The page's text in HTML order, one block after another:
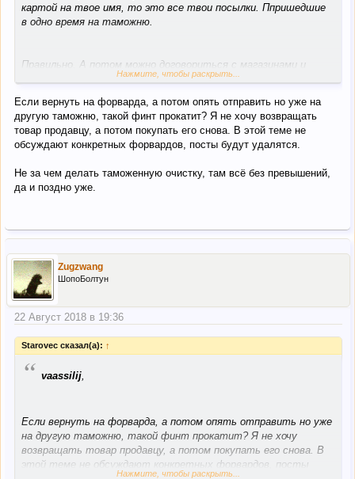
картой на твое имя, то это все твои посылки. Ппришедшие
в одно время на таможню.
Правильно. А потом можно договориться с магазинами и
сделать возврат. Если лейблы на возврат предоставит
форвард-заплатишь за них ты.
Если совсем не хочешь платить-оформляй полный возврат и
покупай заново, но уже по уму.
Что за форвард хоть? Он сам помочь не предлагает? С
таможенной очисткой?
Нажмите, чтобы раскрыть...
Если вернуть на форварда, а потом опять отправить но уже на
другую таможню, такой финт прокатит? Я не хочу возвращать
товар продавцу, а потом покупать его снова. В этой теме не
обсуждают конкретных форвардов, посты будут удалятся.
Не за чем делать таможенную очистку, там всё без превышений,
да и поздно уже.
Zugzwang
ШопоБолтун
22 Август 2018 в 19:36
Starovec сказал(а): ↑
“ vaassilij
Если вернуть на форварда, а потом опять отправить но уже
на другую таможню, такой финт прокатит? Я не хочу
возвращать товар продавцу, а потом покупать его снова. В
этой теме не обсуждают конкретных форвардов, посты
Нажмите, чтобы раскрыть...